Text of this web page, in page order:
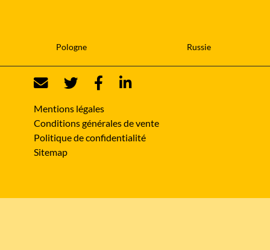
Pologne Russie
Mentions légales
Conditions générales de vente
Politique de confidentialité
Sitemap